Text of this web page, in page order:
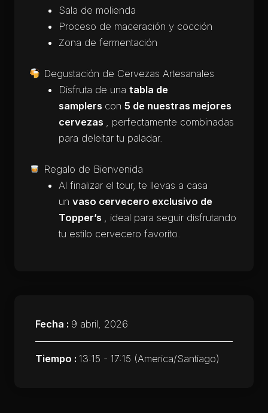
Sala de molienda
Proceso de maceración y cocción
Zona de fermentación
Degustación de Cervezas Artesanales
Disfruta de unatabla de
samplers con5 de nuestras mejores
cervezas
, perfectamente combinadas
para deleitar tu paladar.
Regalo de Bienvenida
Al finalizar el tour, te llevas a casa
unvaso cervecero exclusivo de
Topper’s
, ideal para seguir disfrutando
tu estilo cervecero favorito.
Fecha : 9 abril, 2026
Tiempo : 13:15 - 17:15 (America/Santiago)